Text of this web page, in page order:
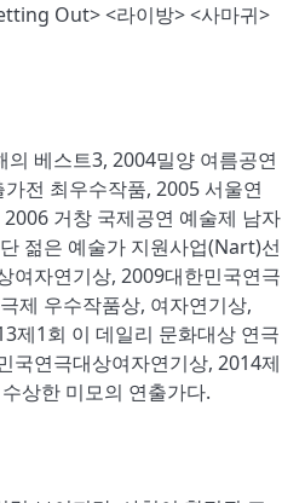
Out> <라이방> <사마귀>
베스트3, 2004밀양 여름공연
전 최우수작품, 2005 서울연
거창 국제공연 예술제 남자
젊은 예술가 지원사업(Nart)선
여자연기상, 2009대한민국연극
제 우수작품상, 여자연기상,
제1회 이 데일리 문화대상 연극
국연극대상여자연기상, 2014제
상한 미모의 연출가다.